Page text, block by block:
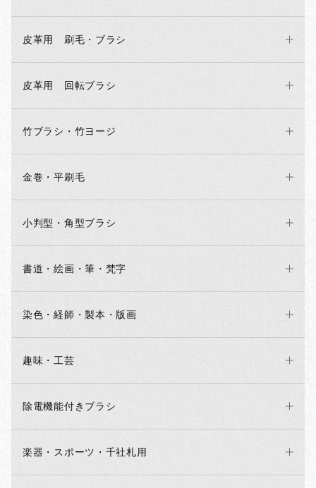
皮革用 刷毛・ブラシ
皮革用 回転ブラシ
竹ブラシ・竹ヨージ
金巻・平刷毛
小判型・角型ブラシ
書道・絵画・筆・梵字
染色・経師・製本・版画
趣味・工芸
除電機能付きブラシ
楽器・スポーツ・千社札用